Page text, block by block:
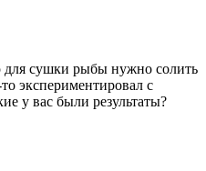
для сушки рыбы нужно солить
экспериментировал с
у вас были результаты?